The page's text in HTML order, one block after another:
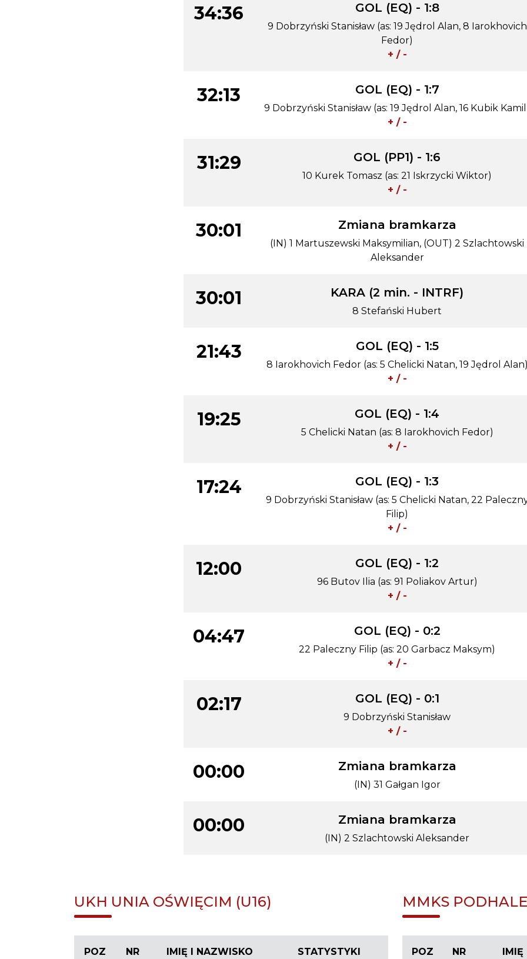
34:36 GOL (EQ) - 1:8
9 Dobrzyński Stanisław (as: 19 Jędrol Alan, 8 Iarokhovich
Fedor)
+ / -
32:13 GOL (EQ) - 1:7
9 Dobrzyński Stanisław (as: 19 Jędrol Alan, 16 Kubik
+ / -
31:29 GOL (PP1) - 1:6
10 Kurek Tomasz (as: 21 Iskrzycki Wiktor)
+ / -
30:01 Zmiana bramkarza
(IN) 1 Martuszewski Maksymilian, (OUT) 2 Szlachtowski
Aleksander
30:01 KARA (2 min. - INTRF)
8 Stefański Hubert
21:43 GOL (EQ) - 1:5
8 Iarokhovich Fedor (as: 5 Chelicki Natan, 19 Jędrol
+ / -
19:25 GOL (EQ) - 1:4
5 Chelicki Natan (as: 8 Iarokhovich Fedor)
+ / -
17:24 GOL (EQ) - 1:3
9 Dobrzyński Stanisław (as: 5 Chelicki Natan, 22
Filip)
+ / -
12:00 GOL (EQ) - 1:2
96 Butov Ilia (as: 91 Poliakov Artur)
+ / -
04:47 GOL (EQ) - 0:2
22 Paleczny Filip (as: 20 Garbacz Maksym)
+ / -
02:17 GOL (EQ) - 0:1
9 Dobrzyński Stanisław
+ / -
00:00 Zmiana bramkarza
(IN) 31 Gałgan Igor
00:00 Zmiana bramkarza
(IN) 2 Szlachtowski Aleksander
UKH UNIA OŚWIĘCIM (U16)
POZ NR IMIĘ I NAZWISKO STATYSTYKI
MMKS
POZ NR IMIĘ